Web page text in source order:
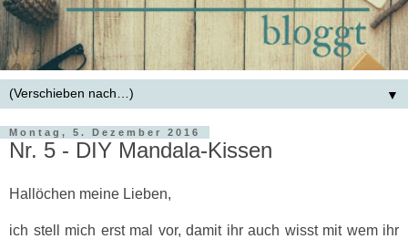
▼
Montag, 5. Dezember 2016
Nr. 5 - DIY Mandala-Kissen
Hallöchen meine Lieben,
ich stell mich erst mal vor, damit ihr auch wisst mit wem ihr